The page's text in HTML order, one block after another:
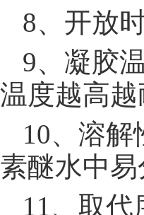
8、开放
9、凝胶
温度越高越
10、溶
素醚水中易
11、取